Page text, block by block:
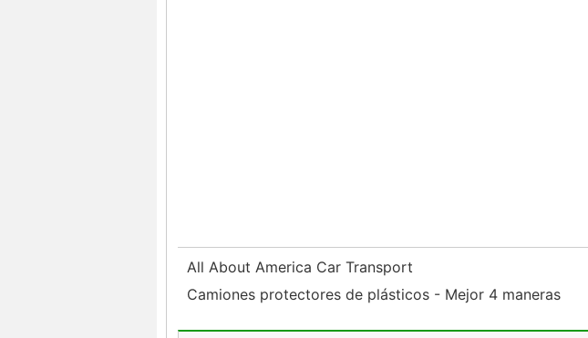
All About America Car Transport
Camiones protectores de plásticos - Mejor 4 maneras